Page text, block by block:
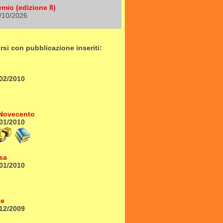
(edizione 8)
2026
con pubblicazione inseriti:
2010
2010
2010
2009